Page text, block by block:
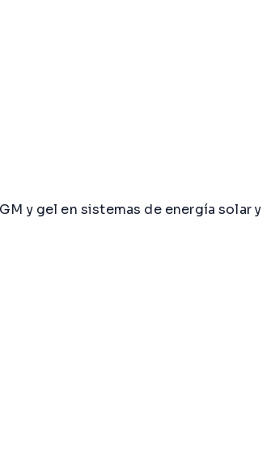
y gel en sistemas de energía solar y